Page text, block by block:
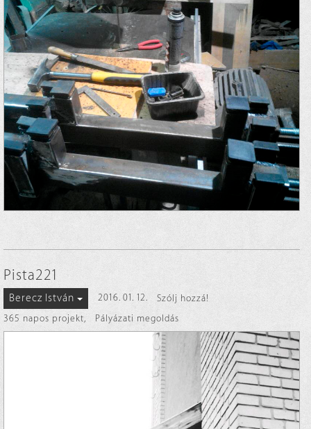
Pista221
Berecz István 2016. 01. 12.
Szólj hozzá!
365 napos projekt, Pályázati megoldás